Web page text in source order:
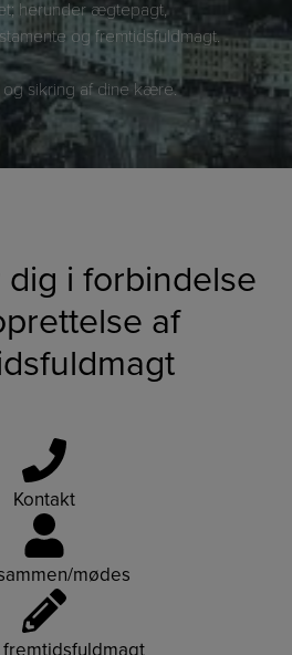
herunder ægtepagt,
og fremtidsfuldmagt.
sikring af dine kære.
i forbindelse
af
Kontakt
mødes